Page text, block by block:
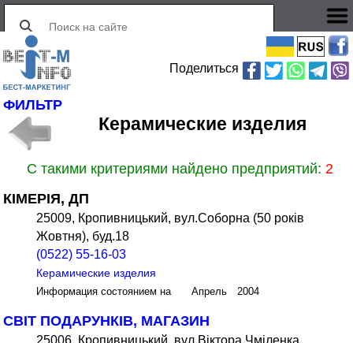
Поделиться
ФИЛЬТР
Керамические изделия
С такими критериями найдено предприятий:2
КІМЕРІЯ, ДП
25009, Кропивницький, вул.Соборна (50 років
Жовтня), буд.18
(0522) 55-16-03
Керамические изделия
Информация состоянием на Апрель 2004
СВІТ ПОДАРУНКІВ, МАГАЗИН